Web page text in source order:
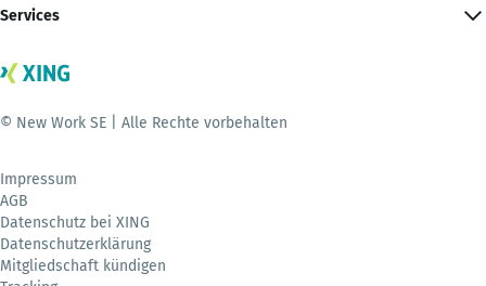
Services
© New Work SE | Alle Rechte vorbehalten
Impressum
AGB
Datenschutz bei XING
Datenschutzerklärung
Mitgliedschaft kündigen